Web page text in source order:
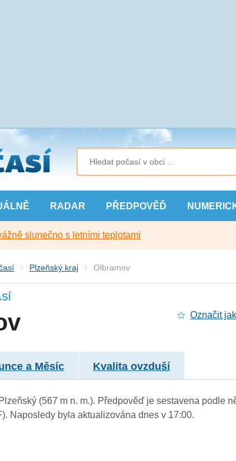
RADAR PŘEDPOVĚĎ
slunečno s letními teplotami
Plzeňský kraj Olbramov
Označit
a Měsíc Kvalita ovzduší
(567 m n. m.). Předpověď je sestavena podle
Naposledy byla aktualizována dnes v 17:00.